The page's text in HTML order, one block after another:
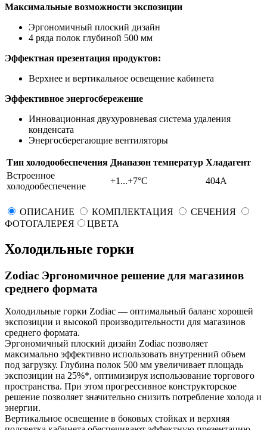
Максимальные возможности экспозиции
Эргономичный плоский дизайн
4 ряда полок глубиной 500 мм
Эффектная презентация продуктов:
Верхнее и вертикальное освещение кабинета
Эффективное энергосбережение
Инновационная двухуровневая система удаления
конденсата
Энергосберегающие вентиляторы
Тип холодообеспечения Диапазон температур Хладагент
Встроенное
холодообеспечение
+1...+7°C 404A
ОПИСАНИЕ КОМПЛЕКТАЦИЯ
СЕЧЕНИЯ
ФОТОГАЛЕРЕЯ
ЦВЕТА
Холодильные горки
Zodiac Эргономичное решение для магазинов
среднего формата
Холодильные горки Zodiac — оптимальный баланс хорошей
экспозиции и высокой производительности для магазинов
среднего формата.
Эргономичный плоский дизайн Zodiac позволяет
максимально эффективно использовать внутренний объем
под загрузку. Глубина полок 500 мм увеличивает площадь
экспозиции на 25%*, оптимизируя использование торгового
пространства. При этом прогрессивное конструкторское
решение позволяет значительно снизить потребление холода и
энергии.
Вертикальное освещение в боковых стойках и верхняя